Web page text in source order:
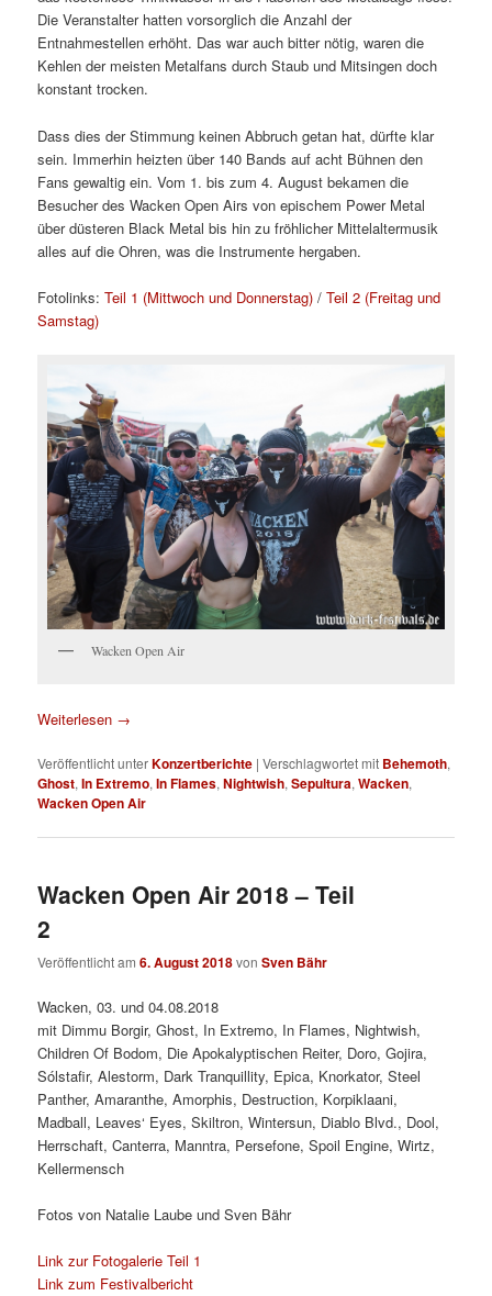
Die Veranstalter hatten vorsorglich die Anzahl der
Entnahmestellen erhöht. Das war auch bitter nötig, waren die
Kehlen der meisten Metalfans durch Staub und Mitsingen doch
konstant trocken.
Dass dies der Stimmung keinen Abbruch getan hat, dürfte klar
sein. Immerhin heizten über 140 Bands auf acht Bühnen den
Fans gewaltig ein. Vom 1. bis zum 4. August bekamen die
Besucher des Wacken Open Airs von epischem Power Metal
über düsteren Black Metal bis hin zu fröhlicher Mittelaltermusik
alles auf die Ohren, was die Instrumente hergaben.
Fotolinks:Teil 1 (Mittwoch und Donnerstag) /Teil 2 (Freitag und
Samstag)
Wacken Open Air
Weiterlesen →
Veröffentlicht unterKonzertberichte |Verschlagwortet mit Behemoth,
Ghost,In Extremo,In Flames,Nightwish,Sepultura,Wacken,
Wacken Open Air
Wacken Open Air 2018 – Teil
2
Veröffentlicht am6. August 2018vonSven Bähr
Wacken, 03. und 04.08.2018
mit Dimmu Borgir, Ghost, In Extremo, In Flames, Nightwish,
Children Of Bodom, Die Apokalyptischen Reiter, Doro, Gojira,
Sólstafir, Alestorm, Dark Tranquillity, Epica, Knorkator, Steel
Panther, Amaranthe, Amorphis, Destruction, Korpiklaani,
Madball, Leaves‘ Eyes, Skiltron, Wintersun, Diablo Blvd., Dool,
Herrschaft, Canterra, Manntra, Persefone, Spoil Engine, Wirtz,
Kellermensch
Fotos von Natalie Laube und Sven Bähr
Link zur Fotogalerie Teil 1
Link zum Festivalbericht